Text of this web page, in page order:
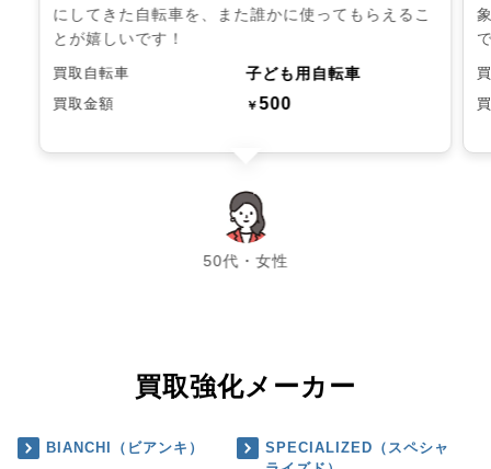
にしてきた自転車を、また誰かに使ってもらえるこ
とが嬉しいです！
買取自転車 子ども用自転車
買取金額 ￥500
50代・女性
chevron_left chevron_right
買取強化メーカー
BIANCHI（ビアンキ）
SPECIALIZED（スペシャ